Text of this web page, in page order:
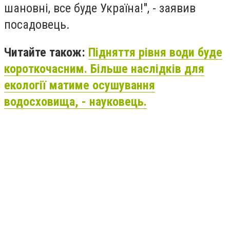
шановні, все буде Україна!", - заявив
посадовець.
Читайте також: Підняття рівня води буде
короткочасним. Більше наслідків для
екології матиме осушування
водосховища, - науковець.